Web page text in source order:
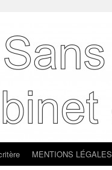
MENTIONS LÉGALES